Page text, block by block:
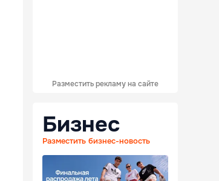
Разместить рекламу на сайте
Бизнес
Разместить бизнес-новость